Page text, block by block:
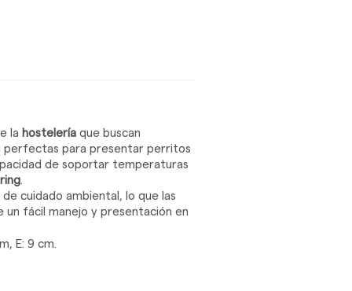
la hosteleríaque buscan
perfectas para presentar perritos
de soportar temperaturas
.
cuidado ambiental, lo que las
fácil manejo y presentación en
E: 9 cm.